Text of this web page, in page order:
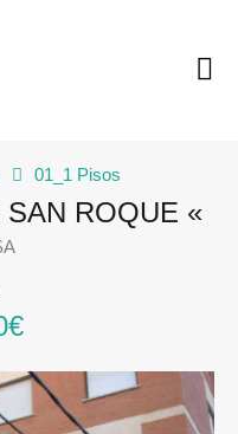
01_1 Pisos
ROQUE «